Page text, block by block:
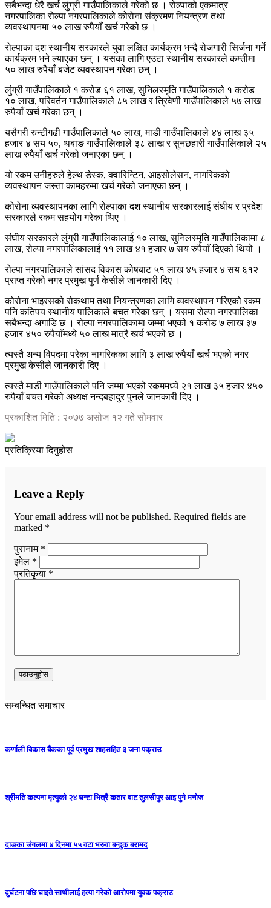
सबैभन्दा धेरै खर्च लुंग्री गाउँपालिकाले गरेको छ । रोल्पाको एकमात्र
नगरपालिका रोल्पा नगरपालिकाले कोरोना संक्रमण नियन्त्रण तथा
व्यवस्थापनमा ५० लाख रुपैयाँ खर्च गरेको छ ।
रोल्पाका दश स्थानीय सरकारले युवा लक्षित कार्यक्रम भन्दै रोजगारी सिर्जना गर्ने
कार्यक्रम भने ल्याएका छन् । यसका लागि एउटा स्थानीय सरकारले कम्तीमा
५० लाख रुपैयाँ बजेट व्यवस्थापन गरेका छन् ।
लुंग्री गाउँपालिकाले १ करोड ६१ लाख, सुनिलस्मृति गाउँपालिकाले १ करोड
१० लाख, परिवर्तन गाउँपालिकाले ८५ लाख र त्रिवेणी गाउँपालिकाले ५७ लाख
रुपैयाँ खर्च गरेका छन् ।
यसैगरी रुन्टीगढी गाउँपालिकाले ५० लाख, माडी गाउँपालिकाले ४४ लाख ३५
हजार ४ सय ५०, थबाङ गाउँपालिकाले ३८ लाख र सुनछहारी गाउँपालिकाले २५
लाख रुपैयाँ खर्च गरेको जनाएका छन् ।
यो रकम उनीहरुले हेल्थ डेस्क, क्वारिन्टिन, आइसोलेसन, नागरिकको
व्यवस्थापन जस्ता कामहरुमा खर्च गरेको जनाएका छन् ।
कोरोना व्यवस्थापनका लागि रोल्पाका दश स्थानीय सरकारलाई संघीय र प्रदेश
सरकारले रकम सहयोग गरेका थिए ।
संघीय सरकारले लुंग्री गाउँपालिकालाई १० लाख, सुनिलस्मृति गाउँपालिकामा ८
लाख, रोल्पा नगरपालिकालाई ११ लाख ४१ हजार ७ सय रुपैयाँ दिएको थियो ।
रोल्पा नगरपालिकाले सांसद विकास कोषबाट ५१ लाख ४५ हजार ४ सय ६१२
प्राप्त गरेको नगर प्रमुख पुर्ण केसीले जानकारी दिए ।
कोरोना भाइरसको रोकथाम तथा नियन्त्रणका लागि व्यवस्थापन गरिएको रकम
पनि कतिपय स्थानीय पालिकाले बचत गरेका छन् । यसमा रोल्पा नगरपालिका
सबैभन्दा अगाडि छ । रोल्पा नगरपालिकामा जम्मा भएको १ करोड ७ लाख ३७
हजार ४५० रुपैयाँमध्ये ५० लाख मात्रै खर्च भएको छ ।
त्यस्तै अन्य विपदमा परेका नागरिकका लागि ३ लाख रुपैयाँ खर्च भएको नगर
प्रमुख केसीले जानकारी दिए ।
त्यस्तै माडी गाउँपालिकाले पनि जम्मा भएको रकममध्ये २१ लाख ३५ हजार ४५०
रुपैयाँ बचत गरेको अध्यक्ष नन्दबहादुर पुनले जानकारी दिए ।
प्रकाशित मिति : २०७७ असोज १२ गते सोमवार
प्रतिक्रिया दिनुहोस
Leave a Reply
Your email address will not be published. Required fields are
marked *
पुरानाम *
इमेल *
प्रतिकृया *
सम्बन्धित समाचार
कर्णाली बिकास बैंकका पूर्व प्रमुख शाहसहित ३ जना पक्राउ
श्रीमति कल्पना मृत्युको २४ घन्टा भित्रै कतार बाट तुलसीपुर आइ पुगे मनोज
दाङका जंगलमा ४ दिनमा ५५ वटा भरुवा बन्दुक बरामद
दुर्घटना पछि घाइते साथीलाई हत्या गरेको आरोपमा युवक पक्राउ